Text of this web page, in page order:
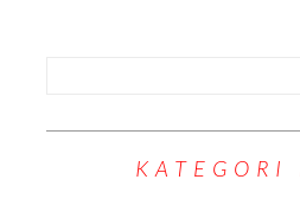
KATEGORI